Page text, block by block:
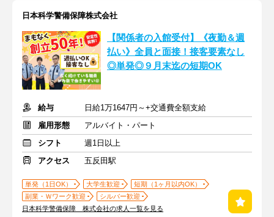
日本科学警備保障株式会社
【関係者の入館受付】《夜勤＆週
払い》全員と面接！接客要素なし
◎単発◎９月末迄の短期OK
給与
日給1万1647円～+交通費全額支給
雇用形態
アルバイト・パート
シフト
週1日以上
アクセス
五反田駅
単発（1日OK） 大学生歓迎
短期（1ヶ月以内OK）
副業・Ｗワーク歓迎
シルバー歓迎
日本科学警備保障 株式会社の求人一覧を見る